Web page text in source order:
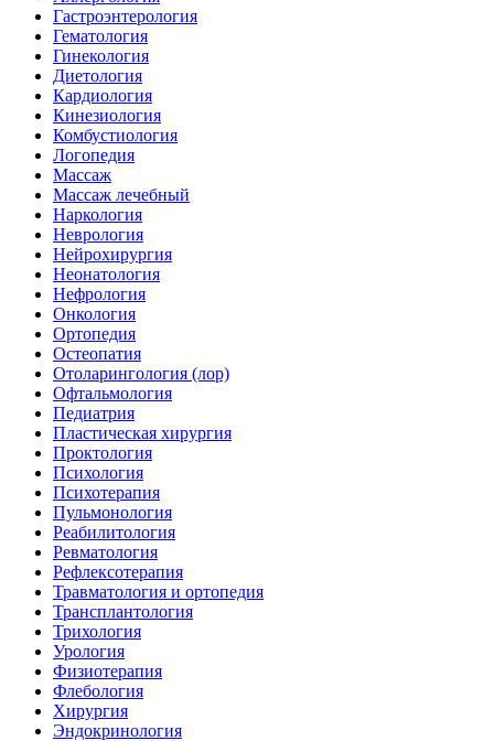
Гастроэнтерология
Гематология
Гинекология
Диетология
Кардиология
Кинезиология
Комбустиология
Логопедия
Массаж
Массаж лечебный
Наркология
Неврология
Нейрохирургия
Неонатология
Нефрология
Онкология
Ортопедия
Остеопатия
Отоларингология (лор)
Офтальмология
Педиатрия
Пластическая хирургия
Проктология
Психология
Психотерапия
Пульмонология
Реабилитология
Ревматология
Рефлексотерапия
Травматология и ортопедия
Трансплантология
Трихология
Урология
Физиотерапия
Флебология
Хирургия
Эндокринология